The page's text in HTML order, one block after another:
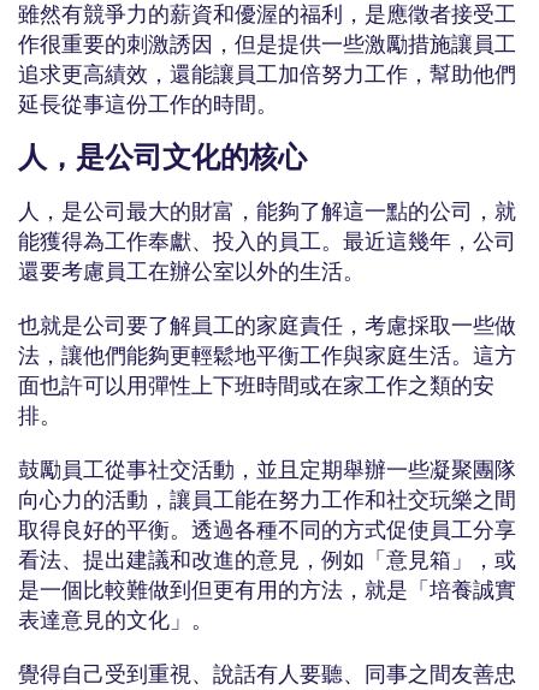
雖然有競爭力的薪資和優渥的福利，是應徵者接受工
作很重要的刺激誘因，但是提供一些激勵措施讓員工
追求更高績效，還能讓員工加倍努力工作，幫助他們
延長從事這份工作的時間。
人，是公司文化的核心
人，是公司最大的財富，能夠了解這一點的公司，就
能獲得為工作奉獻、投入的員工。最近這幾年，公司
還要考慮員工在辦公室以外的生活。
也就是公司要了解員工的家庭責任，考慮採取一些做
法，讓他們能夠更輕鬆地平衡工作與家庭生活。這方
面也許可以用彈性上下班時間或在家工作之類的安
排。
鼓勵員工從事社交活動，並且定期舉辦一些凝聚團隊
向心力的活動，讓員工能在努力工作和社交玩樂之間
取得良好的平衡。透過各種不同的方式促使員工分享
看法、提出建議和改進的意見，例如「意見箱」，或
是一個比較難做到但更有用的方法，就是「培養誠實
表達意見的文化」。
覺得自己受到重視、說話有人要聽、同事之間友善忠